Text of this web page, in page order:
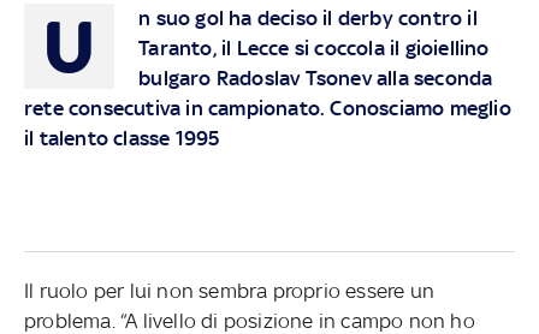
U
n suo gol ha deciso il derby contro il
Taranto, il Lecce si coccola il gioiellino
bulgaro Radoslav Tsonev alla seconda
rete consecutiva in campionato. Conosciamo meglio
il talento classe 1995
Il ruolo per lui non sembra proprio essere un
problema. “A livello di posizione in campo non ho